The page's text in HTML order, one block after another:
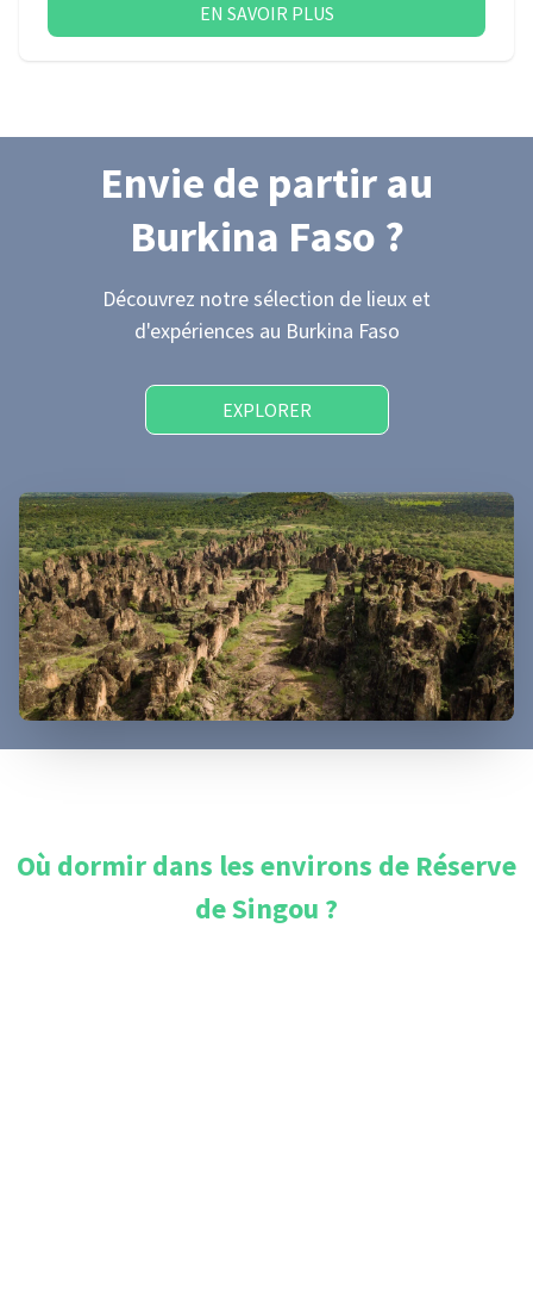
EN SAVOIR PLUS
Envie de partir au
Burkina Faso ?
Découvrez notre sélection de lieux et
d'expériences au Burkina Faso
EXPLORER
Où dormir dans les environs de Réserve
de Singou ?